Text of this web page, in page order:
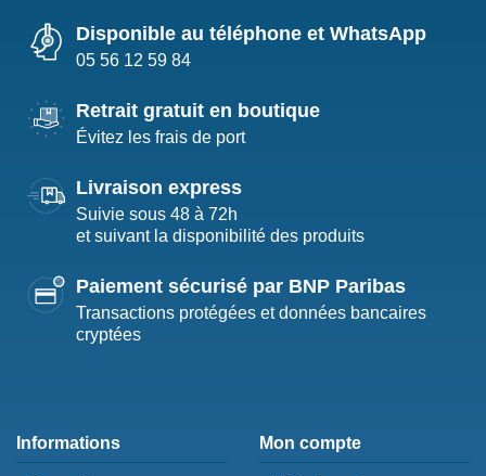
Disponible au téléphone et WhatsApp
05 56 12 59 84
Retrait gratuit en boutique
Évitez les frais de port
Livraison express
Suivie sous 48 à 72h
et suivant la disponibilité des produits
Paiement sécurisé par BNP Paribas
Transactions protégées et données bancaires
cryptées
Informations Mon compte